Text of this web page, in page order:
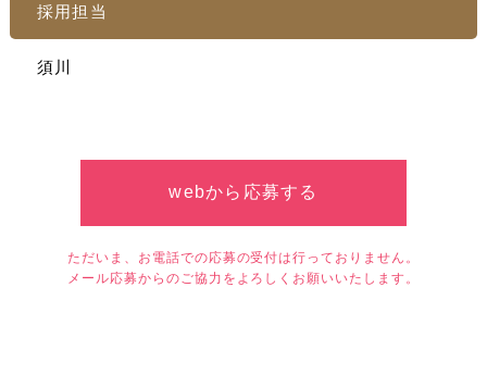
採用担当
須川
webから応募する
ただいま、お電話での応募の受付は行っておりません。
メール応募からのご協力をよろしくお願いいたします。